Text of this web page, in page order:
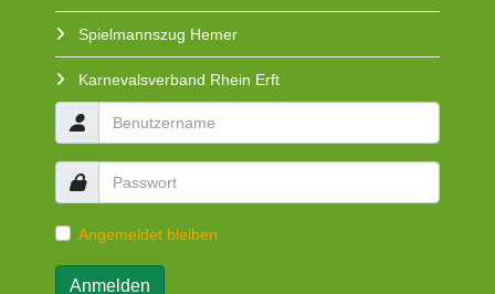
Spielmannszug Hemer
Karnevalsverband Rhein Erft
Angemeldet bleiben
Anmelden